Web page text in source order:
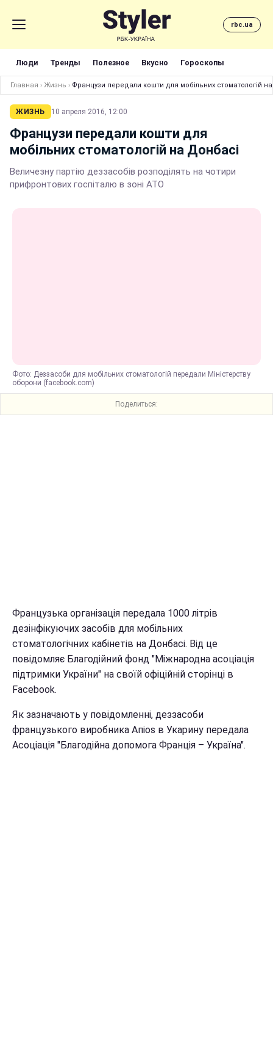
rbc.ua
Люди Тренды Полезное Вкусно Гороскопы
Главная › Жизнь › Французи передали кошти для мобільних стоматологій
ЖИЗНЬ 10 апреля 2016, 12:00
Французи передали кошти для
мобільних стоматологій на Донбасі
Величезну партію деззасобів розподілять на чотири
прифронтових госпіталю в зоні АТО
Фото: Деззасоби для мобільних стоматологій передали Міністерству
оборони (facebook.com)
Поделиться:
Французька організація передала 1000 літрів
дезінфікуючих засобів для мобільних
стоматологічних кабінетів на Донбасі. Від це
повідомляє Благодійний фонд "Міжнародна асоціація
підтримки України" на своїй офіційній сторінці в
Facebook.
Як зазначають у повідомленні, деззасоби
французького виробника Апіоѕ в Укарину передала
Асоціація "Благодійна допомога Франція – Україна".